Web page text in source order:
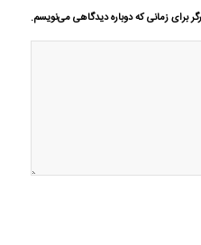
برای زمانی که دوباره دیدگاهی می‌نویسم.